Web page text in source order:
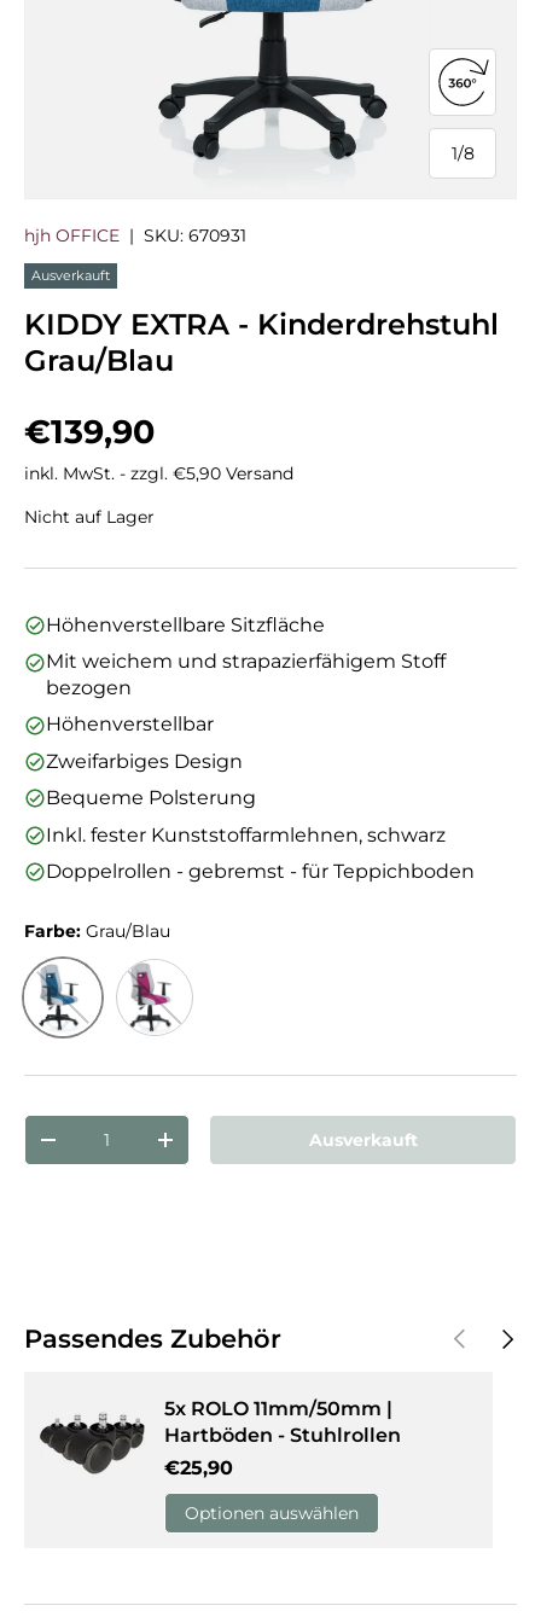
1/
von
8
360°-
hjh OFFICE | SKU: 670931
Ausverkauft
KIDDY EXTRA - Kinderdrehstuhl
Grau/Blau
Normaler Preis
€139,90
inkl. MwSt. - zzgl. €5,90 Versand
Nicht auf Lager
Höhenverstellbare Sitzfläche
Mit weichem und strapazierfähigem Stoff
bezogen
Höhenverstellbar
Zweifarbiges Design
Bequeme Polsterung
Inkl. fester Kunststoffarmlehnen, schwarz
Doppelrollen - gebremst - für Teppichboden
Farbe: Grau/Blau
Grau/Blau
Anzahl
Menge verringernMenge erhöhen Ausverkauft
Passendes Zubehör Vorherige
5x ROLO 11mm/50mm |
Hartböden - Stuhlrollen
Normaler Preis
€25,90
Optionen auswählen